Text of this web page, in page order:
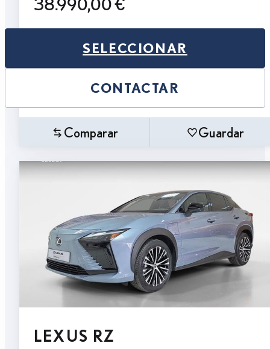
SELECCIONAR
CONTACTAR
Comparar Guardar
LEXUS RZ